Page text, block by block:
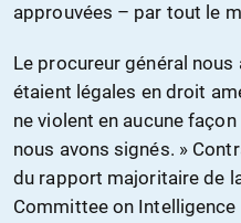
approuvées – par tout le
Le procureur général
étaient légales en droit
ne violent en aucune
nous avons signés. »
du rapport majoritaire de
Committee on